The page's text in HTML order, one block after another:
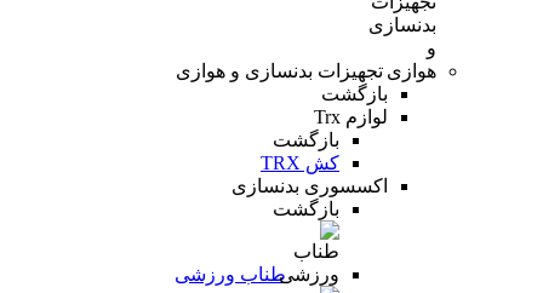
تجهیزات بدنسازی و هوازی
بازگشت
لوازم Trx
بازگشت
کش TRX
اکسسوری بدنسازی
بازگشت
طناب ورزشی